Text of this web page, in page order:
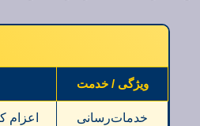
ویژگی / خدمت
خدمات‌رسانی